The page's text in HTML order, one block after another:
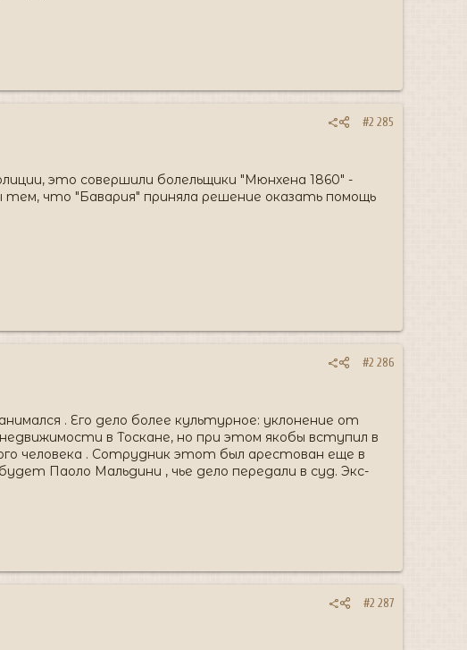
#2 285
это совершили болельщики "Мюнхена 1860" -
что "Бавария" приняла решение оказать помощь
#2 286
. Его дело более культурное: уклонение от
в Тоскане, но при этом якобы вступил в
человека . Сотрудник этот был арестован еще в
Паоло Мальдини , чье дело передали в суд. Экс-
#2 287